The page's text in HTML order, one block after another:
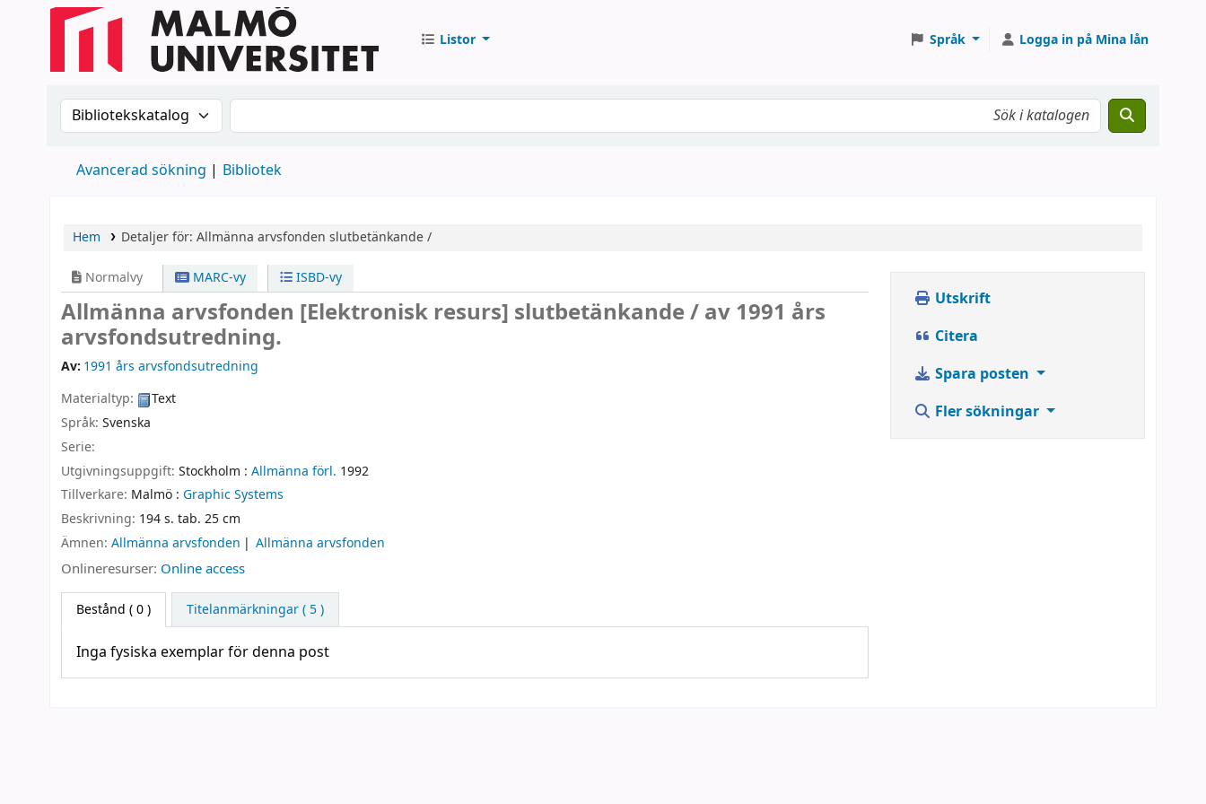
Listor Språk Logga in på Mina lån
Sök i katalogen efter:Sök i katalogen
Avancerad sökning Bibliotek
Hem Detaljer för: Allmänna arvsfonden slutbetänkande /
Normalvy MARC-vy ISBD-vy
Allmänna arvsfonden [Elektronisk resurs] slutbetänkande /av 1991 års
arvsfondsutredning.
Av: 1991 års arvsfondsutredning
Materialtyp:
Text
Språk: Svenska
Serie:
Utgivningsuppgift: Stockholm : Allmänna förl. 1992
Tillverkare: Malmö : Graphic Systems
Beskrivning: 194 s. tab. 25 cm
Ämnen: Allmänna arvsfonden Allmänna arvsfonden
Onlineresurser: Online access
Bestånd ( 0 ) Titelanmärkningar ( 5 )
Inga fysiska exemplar för denna post
Utskrift
Citera
Spara posten
Fler sökningar